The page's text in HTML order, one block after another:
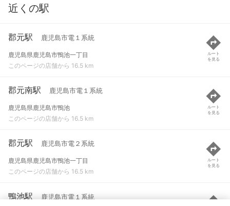
近くの駅
郡元駅 鹿児島市電１系統
鹿児島県鹿児島市鴨池一丁目
このページの店舗から 16.5 km
ルート
を見る
郡元南駅 鹿児島市電１系統
鹿児島県鹿児島市鴨池
このページの店舗から 16.5 km
ルート
を見る
郡元駅 鹿児島市電２系統
鹿児島県鹿児島市鴨池一丁目
このページの店舗から 16.5 km
ルート
を見る
鴨池駅 鹿児島市電１系統